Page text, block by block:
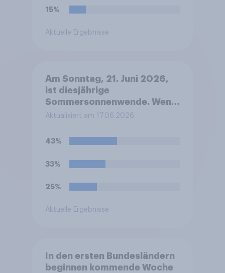
15%
Aktuelle Ergebnisse
Am Sonntag, 21. Juni 2026,
ist diesjährige
Sommersonnenwende. Wenn
Sie wählen müssten: Welches
diesbezüglich bei Ihnen
Aktualisiert am 17.06.2026
43%
33%
25%
Aktuelle Ergebnisse
In den ersten Bundesländern
beginnen kommende Woche